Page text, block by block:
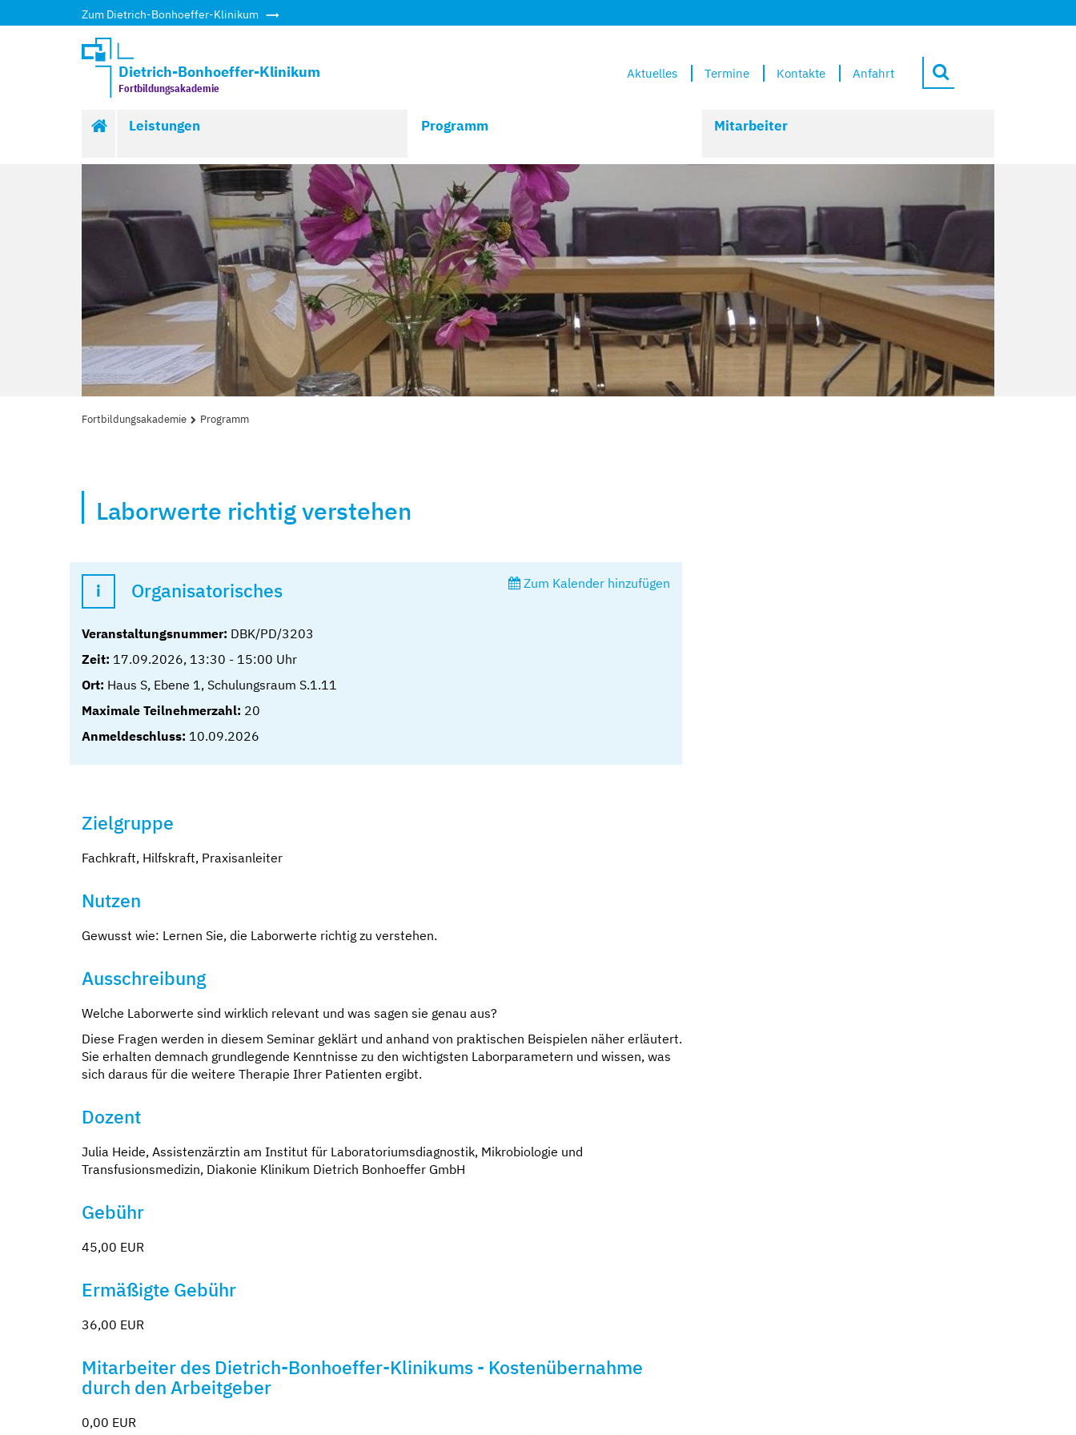
Zum Dietrich-Bonhoeffer-Klinikum
Dietrich-Bonhoeffer-Klinikum
Fortbildungsakademie
Aktuelles Termine Kontakte Anfahrt
Start
Leistungen Programm Mitarbeiter
Fortbildungsakademie Programm
Laborwerte richtig verstehen
Zum Kalender hinzufügen
Organisatorisches
Veranstaltungsnummer: DBK/PD/3203
Zeit: 17.09.2026, 13:30 - 15:00 Uhr
Ort: Haus S, Ebene 1, Schulungsraum S.1.11
Maximale Teilnehmerzahl: 20
Anmeldeschluss: 10.09.2026
Zielgruppe
Fachkraft, Hilfskraft, Praxisanleiter
Nutzen
Gewusst wie: Lernen Sie, die Laborwerte richtig zu verstehen.
Ausschreibung
Welche Laborwerte sind wirklich relevant und was sagen sie genau aus?
Diese Fragen werden in diesem Seminar geklärt und anhand von praktischen Beispielen näher erläutert.
Sie erhalten demnach grundlegende Kenntnisse zu den wichtigsten Laborparametern und wissen, was
sich daraus für die weitere Therapie Ihrer Patienten ergibt.
Dozent
Julia Heide, Assistenzärztin am Institut für Laboratoriumsdiagnostik, Mikrobiologie und
Transfusionsmedizin, Diakonie Klinikum Dietrich Bonhoeffer GmbH
Gebühr
45,00 EUR
Ermäßigte Gebühr
36,00 EUR
Mitarbeiter des Dietrich-Bonhoeffer-Klinikums - Kostenübernahme
durch den Arbeitgeber
0,00 EUR